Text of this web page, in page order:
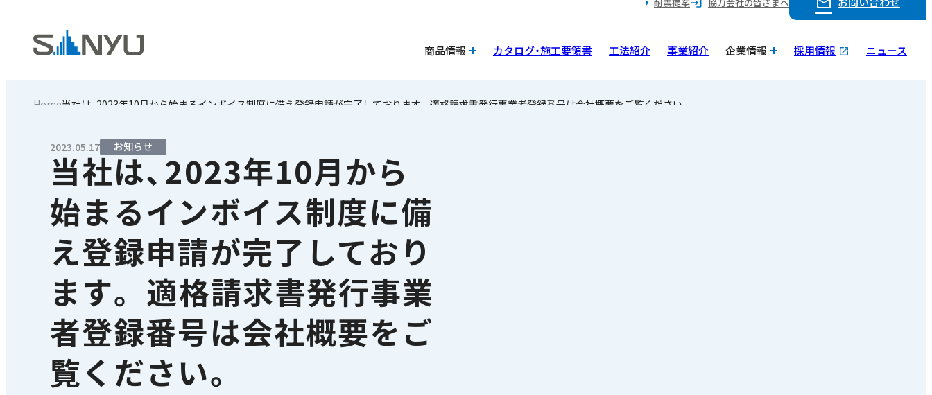
商品情報 カタログ・施工要領書 工法紹介 事業紹介 企業情報 採用情報 ニュース
Home当社は、2023年10月から始まるインボイス制度に備え登録申請が完了しております。 適格請求書発行事業者登録番号は会社概要をご覧ください。
2023.05.17 お知らせ
当社は、2023年10月から
始まるインボイス制度に備
え登録申請が完了しており
ます。 適格請求書発行事業
者登録番号は会社概要をご
覧ください。